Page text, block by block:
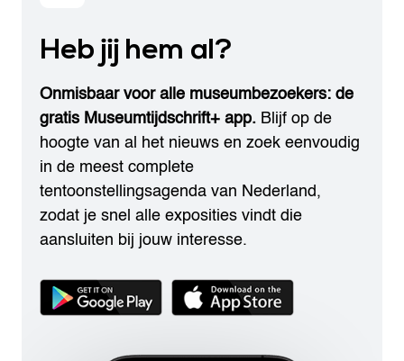
Heb jij hem al?
Onmisbaar voor alle museumbezoekers: de
gratis Museumtijdschrift+ app. Blijf op de
hoogte van al het nieuws en zoek eenvoudig
in de meest complete
tentoonstellingsagenda van Nederland,
zodat je snel alle exposities vindt die
aansluiten bij jouw interesse.